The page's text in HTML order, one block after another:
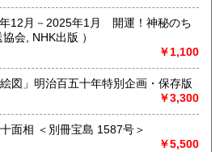
している古本は、隣りの「文化磁場
春～秋にしています、堀辰雄、立原
かりの土地柄です。信州にお越しの
:毎日営業、冬季:天気次第)
12月－2025年1月 開運！神秘のち
本放送協会, NHK出版 ）
￥1,100
図」明治百五十年特別企画・保存版
￥3,300
面相 ＜別冊宝島 1587号＞
￥5,500